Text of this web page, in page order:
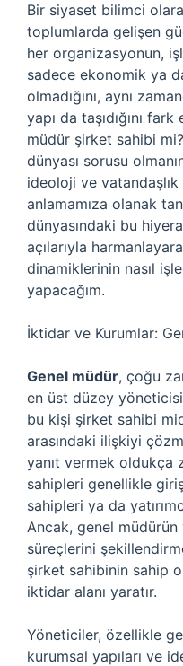
Bir siyaset bilimci
toplumlarda gelişen
her organizasyonun,
sadece ekonomik ya
olmadığını, aynı
yapı da taşıdığını
müdür şirket sahibi
dünyası sorusu
ideoloji ve vatandaşlık
anlamamıza olanak
dünyasındaki bu
açılarıyla
dinamiklerinin nasıl
yapacağım.
İktidar ve Kurumlar:
Genel müdür, çoğu
en üst düzey
bu kişi şirket sahibi
arasındaki ilişkiyi
yanıt vermek oldukça
sahipleri genellikle
sahipleri ya da
Ancak, genel
süreçlerini
şirket sahibinin sahip
iktidar alanı yaratır.
Yöneticiler, özellikle
kurumsal yapıları ve